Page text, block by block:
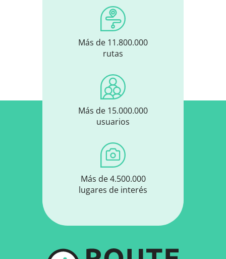
Más de 11.800.000
rutas
Más de 15.000.000
usuarios
Más de 4.500.000
lugares de interés